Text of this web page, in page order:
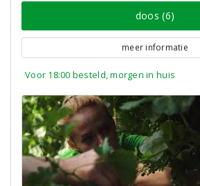
doos (6)
meer informatie
Voor 18:00 besteld, morgen in huis